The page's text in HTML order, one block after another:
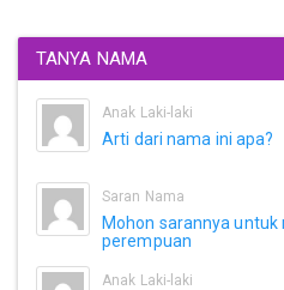
TANYA NAMA
Anak Laki-laki
Arti dari nama ini apa?
Saran Nama
Mohon sarannya untuk
perempuan
Anak Laki-laki